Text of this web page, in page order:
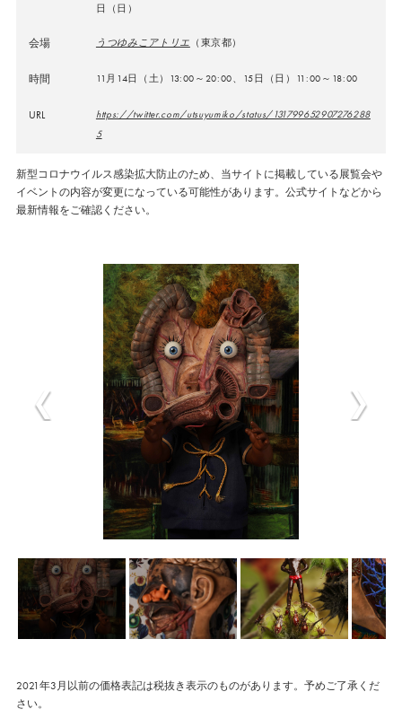
日（日）
会場 うつゆみこアトリエ （東京都）
時間 11月14日（土）13:00～20:00、15日（日）11:00～18:00
URL
https://twitter.com/utsuyumiko/status/131799652907276288
5
新型コロナウイルス感染拡大防止のため、当サイトに掲載している展覧会や
イベントの内容が変更になっている可能性があります。公式サイトなどから
最新情報をご確認ください。
2021年3月以前の価格表記は税抜き表示のものがあります。予めご了承くだ
さい。